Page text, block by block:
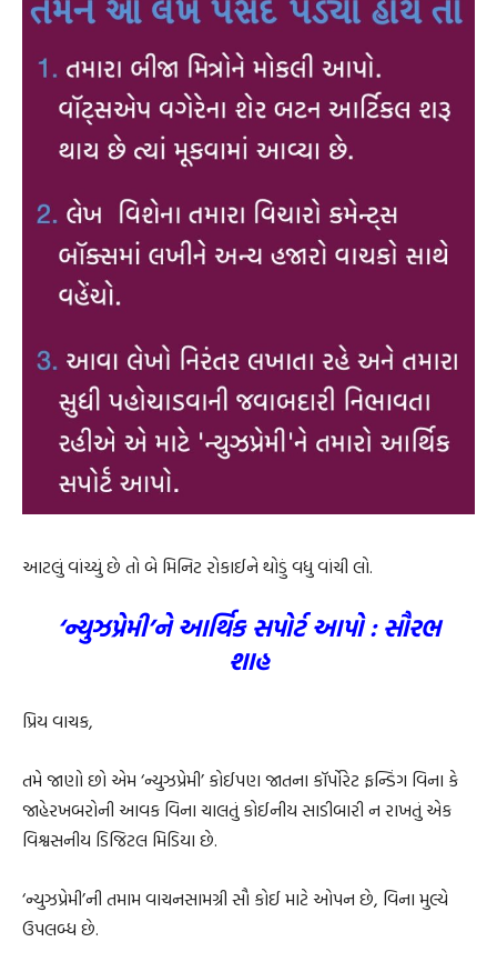
આટલું વાંચ્યું છે તો બે મિનિટ રોકાઈને થોડું વધુ વાંચી લો.
‘ન્યુઝપ્રેમી’ને આર્થિક સપોર્ટ આપો : સૌરભ
શાહ
પ્રિય વાચક,
તમે જાણો છો એમ ‘ન્યુઝપ્રેમી’ કોઈપણ જાતના કૉર્પોરેટ ફન્ડિંગ વિના કે
જાહેરખબરોની આવક વિના ચાલતું કોઈનીય સાડીબારી ન રાખતું એક
વિશ્વસનીય ડિજિટલ મિડિયા છે.
‘ન્યુઝપ્રેમી’ની તમામ વાચનસામગ્રી સૌ કોઈ માટે ઓપન છે, વિના મુલ્યે
ઉપલબ્ધ છે.